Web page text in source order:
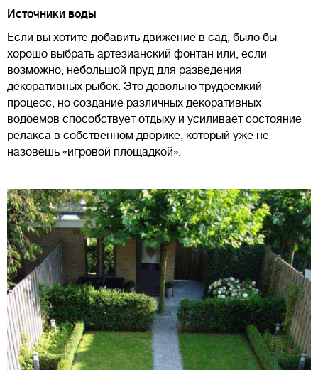
Источники воды
Если вы хотите добавить движение в сад, было бы
хорошо выбрать артезианский фонтан или, если
возможно, небольшой пруд для разведения
декоративных рыбок. Это довольно трудоемкий
процесс, но создание различных декоративных
водоемов способствует отдыху и усиливает состояние
релакса в собственном дворике, который уже не
назовешь «игровой площадкой».